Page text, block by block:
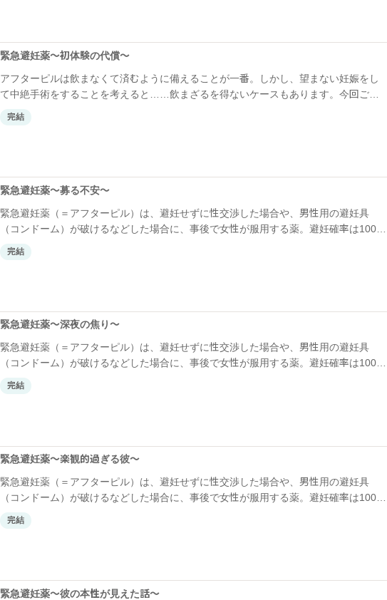
緊急避妊薬～初体験の代償～
アフターピルは飲まなくて済むように備えることが一番。しかし、望まない妊娠をし
て中絶手術をすることを考えると……飲まざるを得ないケースもあります。今回ご紹
介するケースは、初めての体験でアフターピルを飲むことになったカップルのお話で
完結
緊急避妊薬～募る不安～
緊急避妊薬（＝アフターピル）は、避妊せずに性交渉した場合や、男性用の避妊具
（コンドーム）が破けるなどした場合に、事後で女性が服用する薬。避妊確率は100%
ではなく、副作用など女性の負担も大きいですが、望まない妊娠をすることを考える
と飲まざるを得ないケースも。今回は大学生当時の体験を語る愛加さんのケースで
完結
緊急避妊薬～深夜の焦り～
緊急避妊薬（＝アフターピル）は、避妊せずに性交渉した場合や、男性用の避妊具
（コンドーム）が破けるなどした場合に、事後で女性が服用する薬。避妊確率は100%
ではなく、副作用など女性の負担も大きいですが、望まない妊娠をすることを考える
完結
緊急避妊薬～楽観的過ぎる彼～
緊急避妊薬（＝アフターピル）は、避妊せずに性交渉した場合や、男性用の避妊具
（コンドーム）が破けるなどした場合に、事後で女性が服用する薬。避妊確率は100%
ではなく、副作用など女性の負担も大きいですが、望まない妊娠をすることを考える
完結
緊急避妊薬～彼の本性が見えた話～